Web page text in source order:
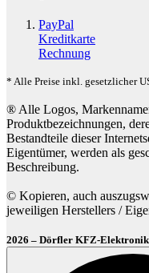
PayPal
Kreditkarte
Rechnung
* Alle Preise inkl. gesetzlicher
® Alle Logos,
Produktbezeichnungen,
Bestandteile dieser
Eigentümer, werden als
Beschreibung.
© Kopieren, auch
jeweiligen Herstellers /
2026 – Dörfler KFZ-Elektronik